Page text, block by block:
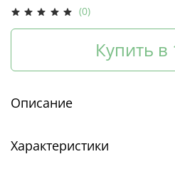
(0)
Купить в
Описание
Характеристики